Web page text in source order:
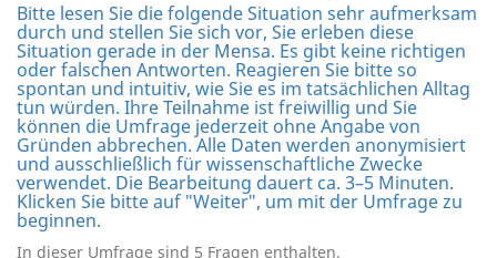
Bitte lesen Sie die folgende Situation sehr aufmerksam
durch und stellen Sie sich vor, Sie erleben diese
Situation gerade in der Mensa. Es gibt keine richtigen
oder falschen Antworten. Reagieren Sie bitte so
spontan und intuitiv, wie Sie es im tatsächlichen Alltag
tun würden. Ihre Teilnahme ist freiwillig und Sie
können die Umfrage jederzeit ohne Angabe von
Gründen abbrechen. Alle Daten werden anonymisiert
und ausschließlich für wissenschaftliche Zwecke
verwendet. Die Bearbeitung dauert ca. 3–5 Minuten.
Klicken Sie bitte auf "Weiter", um mit der Umfrage zu
beginnen.
In dieser Umfrage sind 5 Fragen enthalten.